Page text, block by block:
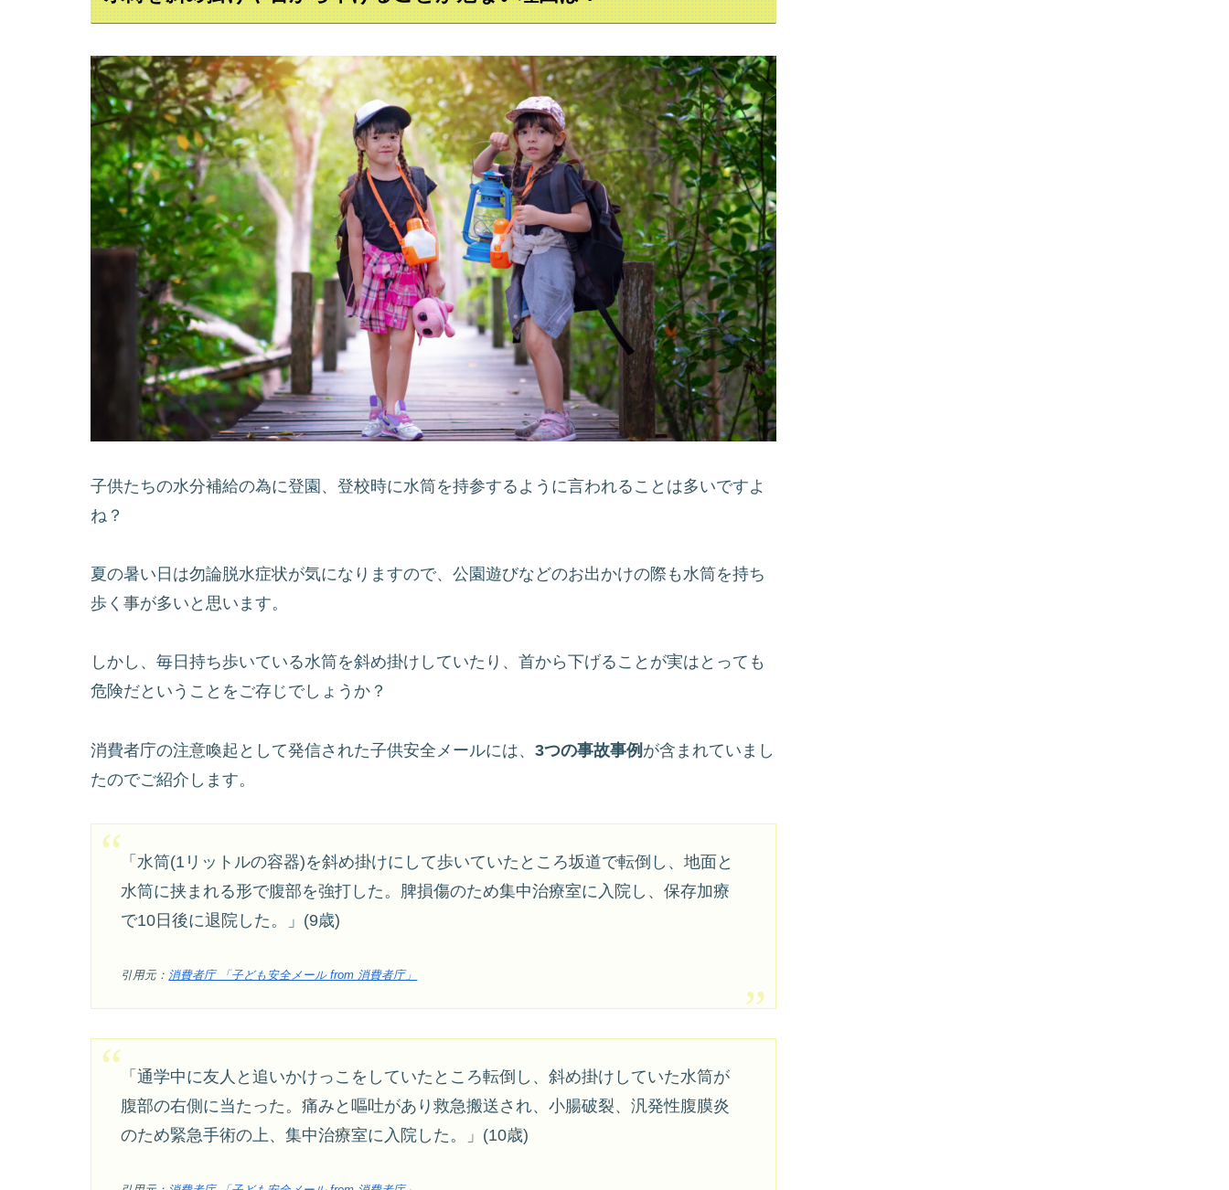
子供たちの水分補給の為に登園、登校時に水筒を持参するように言われることは多いですよ
ね？
夏の暑い日は勿論脱水症状が気になりますので、公園遊びなどのお出かけの際も水筒を持ち
歩く事が多いと思います。
しかし、毎日持ち歩いている水筒を斜め掛けしていたり、首から下げることが実はとっても
危険だということをご存じでしょうか？
消費者庁の注意喚起として発信された子供安全メールには、 3つの事故事例 が含まれていまし
たのでご紹介します。
「水筒(1リットルの容器)を斜め掛けにして歩いていたところ坂道で転倒し、地面と
水筒に挟まれる形で腹部を強打した。脾損傷のため集中治療室に入院し、保存加療
で10日後に退院した。」(9歳)
引用元： 消費者庁 「子ども安全メール from 消費者庁」
「通学中に友人と追いかけっこをしていたところ転倒し、斜め掛けしていた水筒が
腹部の右側に当たった。痛みと嘔吐があり救急搬送され、小腸破裂、汎発性腹膜炎
のため緊急手術の上、集中治療室に入院した。」(10歳)